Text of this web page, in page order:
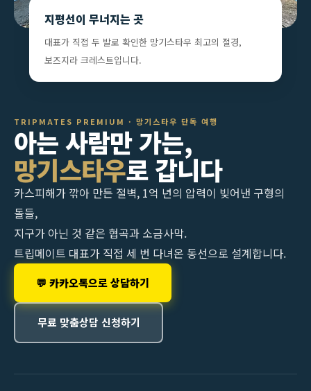
TRIPMATES PREMIUM · 망기스타우 단독 여행
아는 사람만 가는,
망기스타우로 갑니다
카스피해가 깎아 만든 절벽, 1억 년의 압력이 빚어낸 구형의
돌들,
지구가 아닌 것 같은 협곡과 소금사막.
트립메이트 대표가 직접 세 번 다녀온 동선으로 설계합니다.
💬 카카오톡으로 상담하기
무료 맞춤상담 신청하기
지평선이 무너지는 곳
대표가 직접 두 발로 확인한 망기스타우 최고의 절경,
보즈지라 크레스트입니다.